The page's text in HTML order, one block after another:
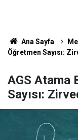
Ana Sayfa
Öğretmen Sayısı:
AGS Atama
Sayısı: